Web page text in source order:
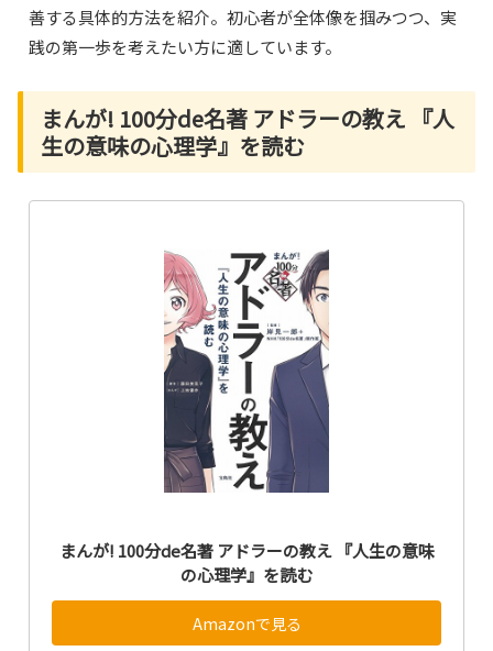
善する具体的方法を紹介。初心者が全体像を掴みつつ、実
践の第一歩を考えたい方に適しています。
まんが! 100分de名著 アドラーの教え 『人
生の意味の心理学』を読む
まんが! 100分de名著 アドラーの教え 『人生の意味
の心理学』を読む
Amazonで見る